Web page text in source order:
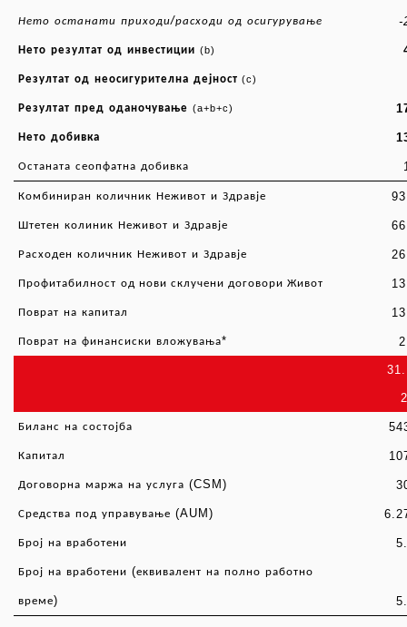
Нето останати приходи/расходи од осигурување -
Нето резултат од инвестиции (b)
Резултат од неосигурителна дејност (c)
Резултат пред оданочување (a+b+c)
Нето добивка
Останата сеопфатна добивка
Комбиниран количник Неживот и Здравје
Штетен колиник Неживот и Здравје
Расходен количник Неживот и Здравје
Профитабилност од нови склучени договори Живот
Поврат на капитал
Поврат на финансиски вложувања*
Биланс на состојба
Капитал
Договорна маржа на услуга (CSM)
Средства под управување (AUM)
Број на вработени
Број на вработени (еквивалент на полно работно
време)